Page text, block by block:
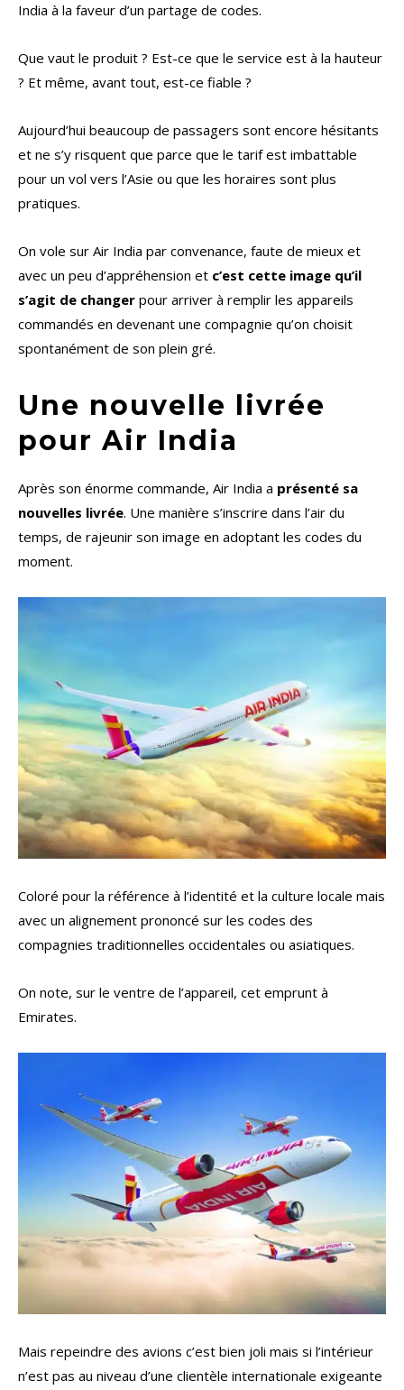
India à la faveur d’un partage de codes.
Que vaut le produit ? Est-ce que le service est à la hauteur
? Et même, avant tout, est-ce fiable ?
Aujourd’hui beaucoup de passagers sont encore hésitants
et ne s’y risquent que parce que le tarif est imbattable
pour un vol vers l’Asie ou que les horaires sont plus
pratiques.
On vole sur Air India par convenance, faute de mieux et
avec un peu d’appréhension et c’est cette image qu’il
s’agit de changer pour arriver à remplir les appareils
commandés en devenant une compagnie qu’on choisit
spontanément de son plein gré.
Une nouvelle livrée
pour Air India
Après son énorme commande, Air India a présenté sa
nouvelles livrée. Une manière s’inscrire dans l’air du
temps, de rajeunir son image en adoptant les codes du
moment.
Coloré pour la référence à l’identité et la culture locale mais
avec un alignement prononcé sur les codes des
compagnies traditionnelles occidentales ou asiatiques.
On note, sur le ventre de l’appareil, cet emprunt à
Emirates.
Mais repeindre des avions c’est bien joli mais si l’intérieur
n’est pas au niveau d’une clientèle internationale exigeante